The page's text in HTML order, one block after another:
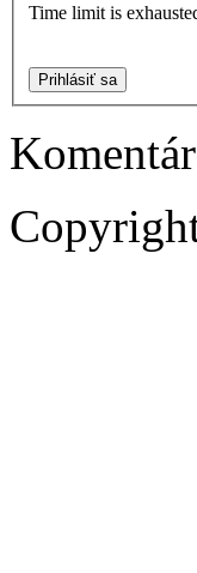
Time limit is
Prihlásiť sa